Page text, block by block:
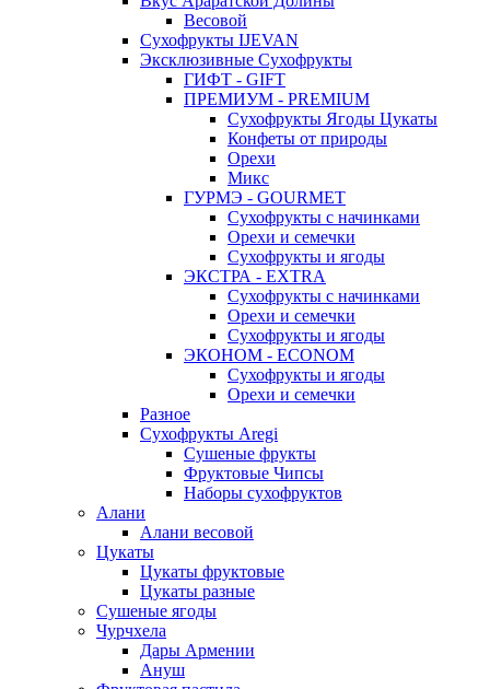
Весовой
Сухофрукты IJEVAN
Эксклюзивные Сухофрукты
ГИФТ - GIFT
ПРЕМИУМ - PREMIUM
Сухофрукты Ягоды Цукаты
Конфеты от природы
Орехи
Микс
ГУРМЭ - GOURMET
Сухофрукты с начинками
Орехи и семечки
Сухофрукты и ягоды
ЭКСТРА - EXTRA
Сухофрукты с начинками
Орехи и семечки
Сухофрукты и ягоды
ЭКОНОМ - ECONOM
Сухофрукты и ягоды
Орехи и семечки
Разное
Сухофрукты Aregi
Сушеные фрукты
Фруктовые Чипсы
Наборы сухофруктов
Алани
Алани весовой
Цукаты
Цукаты фруктовые
Цукаты разные
Сушеные ягоды
Чурчхела
Дары Армении
Ануш